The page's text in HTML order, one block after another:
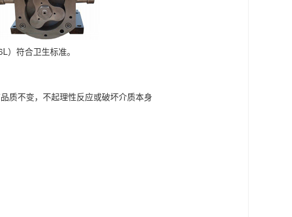
符合卫生标准。
质不变，不起理性反应或破坏介质本身